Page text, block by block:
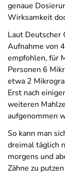
genaue
Wirksamkeit
Laut Deutscher
Aufnahme von
empfohlen, für
Personen 6
etwa 2
Erst nach
weiteren
aufgenommen
So kann man
dreimal täglich
morgens und
Zähne zu